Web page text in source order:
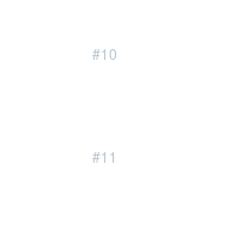
#10
#11